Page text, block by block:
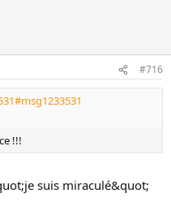
#716
!!!
suis miraculé&quot;